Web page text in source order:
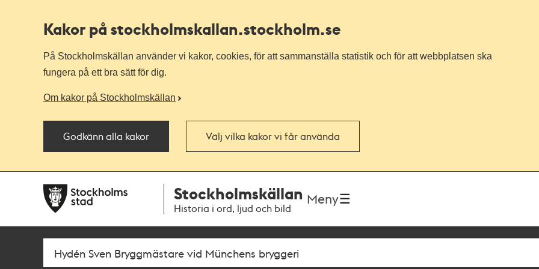
Kakor på stockholmskallan.stockholm.se
På Stockholmskällan använder vi kakor, cookies, för att sammanställa statistik och för att webbplatsen ska
fungera på ett bra sätt för dig.
Om kakor på Stockholmskällan
Godkänn alla kakor Välj vilka kakor vi får använda
navigationen
huvudinnehållet
Stockholmskällan
Historia i ord, ljud och bild
Meny
Sök